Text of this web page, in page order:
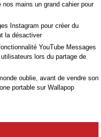
mains un grand cahier pour
Instagram pour créer du
la désactiver
YouTube Messages
lors du partage de
oublie, avant de vendre son
portable sur Wallapop